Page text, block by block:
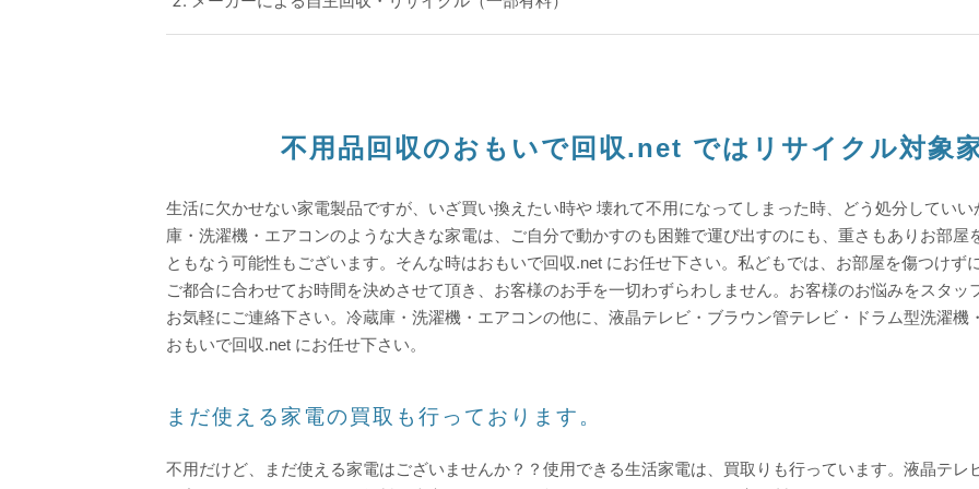
不用品回収のおもいで回収.net ではリサイクル対象
生活に欠かせない家電製品ですが、いざ買い換えたい時や 壊れて不用になってしまった時、どう処分してい
庫・洗濯機・エアコンのような大きな家電は、ご自分で動かすのも困難で運び出すのにも、重さもありお部屋
ともなう可能性もございます。 そんな時はおもいで回収.net にお任せ下さい。私どもでは、お部屋を傷つけず
ご都合に合わせてお時間を決めさせて頂き、 お客様のお手を一切わずらわしません。 お客様のお悩みをスタッ
お気軽にご連絡下さい。 冷蔵庫・洗濯機・エアコンの他に、液晶テレビ・ブラウン管テレビ・ドラム型洗濯
おもいで回収.net にお任せ下さい。
まだ使える家電の買取も行っております。
不用だけど、まだ使える家電はございませんか？？ 使用できる生活家電は、買取りも行っています。液晶テ